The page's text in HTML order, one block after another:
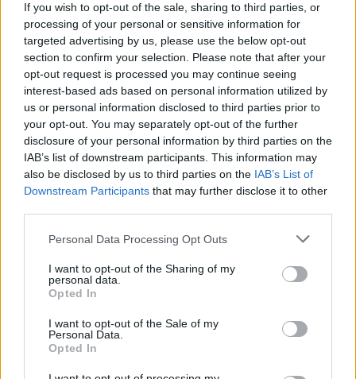
If you wish to opt-out of the sale, sharing to third parties, or
processing of your personal or sensitive information for
targeted advertising by us, please use the below opt-out
section to confirm your selection. Please note that after your
opt-out request is processed you may continue seeing
interest-based ads based on personal information utilized by
us or personal information disclosed to third parties prior to
your opt-out. You may separately opt-out of the further
disclosure of your personal information by third parties on the
IAB’s list of downstream participants. This information may
also be disclosed by us to third parties on the IAB’s List of
Downstream Participants that may further disclose it to other
Please note that this website/app uses one or more Google
not limited to your visit or usage behaviour. You may click to
grant or deny consent to Google and its third-party tags to
use your data for below specified purposes in below Google
consent section.
Personal Data Processing Opt Outs
I want to opt-out of the Sharing of my
personal data.
Opted In
I want to opt-out of the Sale of my
Personal Data.
Opted In
Σταθερά Apple και
Samsung στην κορυφή
των smartphones
Οι νέοι αριθμοί και τ'
ανασχεδιασμένα εικονίδια
δεν αρκούν, Apple
Το iPhone Air έρχεται, το
χρειαζόμαστε όμως;
To iPhone 16e είναι ένα
iPhone 14 με... ολίγη από
ΔΗΜΟΦΙΛΕΣΤΕΡΑ ΘΕΜΑΤΑ